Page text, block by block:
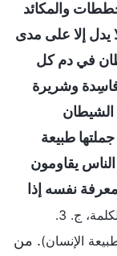
والمكائد
يدل إلا على مدى
في دم كل
وشريرة
الشيطان
طبيعة
يقاومون
نفسه إذا
(الكلمة، ج. 3.
الإنسان). من